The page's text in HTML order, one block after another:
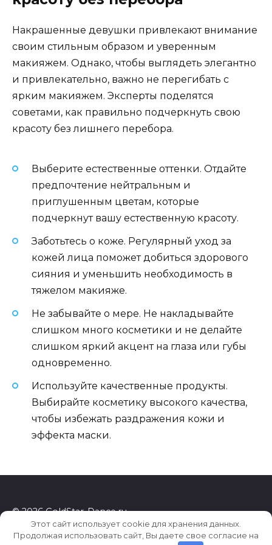
Накрашенные девушки привлекают внимание
своим стильным образом и уверенным
макияжем. Однако, чтобы выглядеть элегантно
и привлекательно, важно не перегибать с
ярким макияжем. Эксперты поделятся
советами, как правильно подчеркнуть свою
красоту без лишнего перебора.
Выберите естественные оттенки. Отдайте
предпочтение нейтральным и
приглушенным цветам, которые
подчеркнут вашу естественную красоту.
Заботьтесь о коже. Регулярный уход за
кожей лица поможет добиться здорового
сияния и уменьшить необходимость в
тяжелом макияже.
Не забывайте о мере. Не накладывайте
слишком много косметики и не делайте
слишком яркий акцент на глаза или губы
одновременно.
Используйте качественные продукты.
Выбирайте косметику высокого качества,
чтобы избежать раздражения кожи и
эффекта маски.
© 2026 GoldStar-Dance.ru
Этот сайт использует cookie для хранения данных.
Продолжая использовать сайт, Вы даете свое согласие на